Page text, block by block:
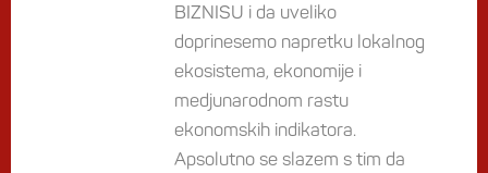
BIZNISU i da uveliko
doprinesemo napretku lokalnog
ekosistema, ekonomije i
medjunarodnom rastu
ekonomskih indikatora.
Apsolutno se slazem s tim da